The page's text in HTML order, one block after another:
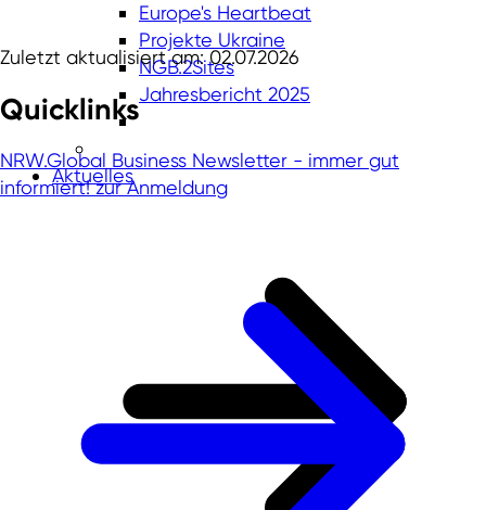
Europe's Heartbeat
Projekte Ukraine
NGB.2Sites
Jahresbericht 2025
Aktuelles
Zuletzt aktualisiert am: 02.07.2026
Quicklinks
NRW.Global Business Newsletter - immer gut
informiert!zur Anmeldung